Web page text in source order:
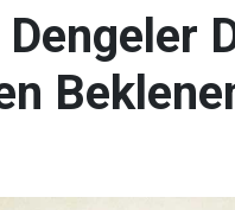
Dengeler